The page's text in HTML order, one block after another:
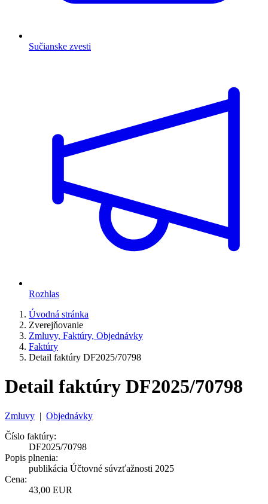
Sučianske zvesti
Rozhlas
Úvodná stránka
Zverejňovanie
Zmluvy, Faktúry, Objednávky
Faktúry
Detail faktúry DF2025/70798
Detail faktúry DF2025/70798
Zmluvy | Objednávky
Číslo faktúry:
DF2025/70798
Popis plnenia:
publikácia Účtovné súvzťažnosti 2025
Cena:
43,00 EUR